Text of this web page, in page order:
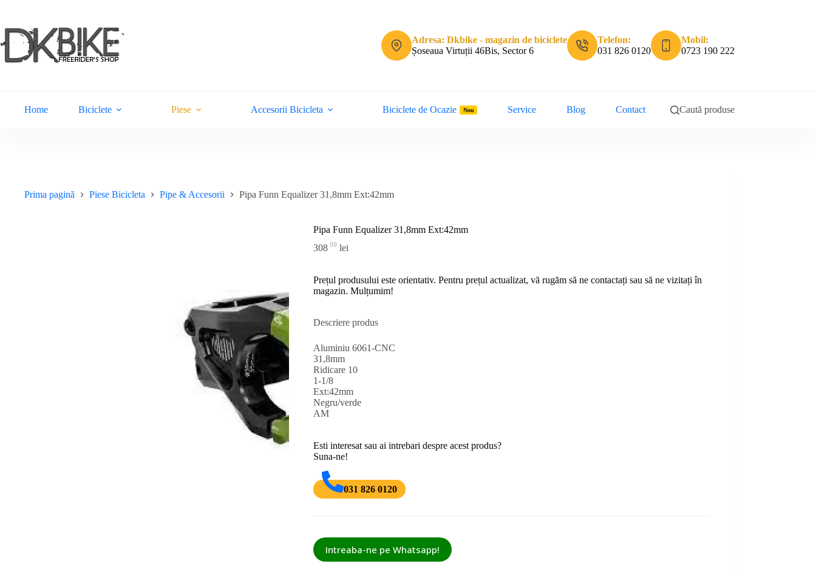
conținut
Adresa: Dkbike - magazin de biciclete
Șoseaua Virtuții 46Bis, Sector 6
Telefon:
031 826 0120
Mobil:
0723 190 222
Home Biciclete Piese Accesorii Bicicleta Biciclete de Ocazie Nou Service Blog Contact Caută produse
Prima pagină Piese Bicicleta Pipe & Accesorii Pipa Funn Equalizer 31,8mm Ext:42mm
Pipa Funn Equalizer 31,8mm Ext:42mm
308 00 lei
Prețul produsului este orientativ. Pentru prețul actualizat, vă rugăm să ne contactați sau să ne vizitați în
magazin. Mulțumim!
Descriere produs
Aluminiu 6061-CNC
31,8mm
Ridicare 10
1-1/8
Ext:42mm
Negru/verde
AM
Esti interesat sau ai intrebari despre acest produs?
Suna-ne!
031 826 0120
Intreaba-ne pe Whatsapp!